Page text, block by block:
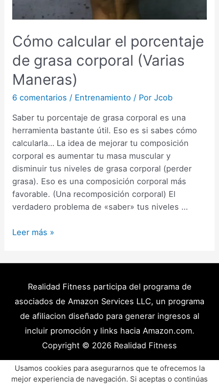
Cómo calcular el porcentaje
de grasa corporal (Varias
Maneras)
6 comentarios / Entrenamiento / PorJcob
Saber tu porcentaje de grasa corporal es una
herramienta bastante útil. Eso es si sabes cómo
calcularla… La idea de mejorar tu composición
corporal es aumentar tu masa muscular y
disminuir tus niveles de grasa corporal (perder
grasa). Eso es una composición corporal más
favorable. (Una recomposición corporal) El
verdadero problema de «saber» tus niveles …
Cómo
(Varias
Maneras)
Leer más »
Realidad Fitness participa del programa de
asociados de Amazon Services LLC, un programa
de afiliacion diseñado para generar ingresos al
incluir promoción y links hacia Amazon.com.
Copyright © 2026 Realidad Fitness
Políticas de Privacidad – Términos y Condiciones
Disclaimer Médico
Contacto Artículos
Usamos cookies para asegurarnos que te ofrecemos la
mejor experiencia de navegación. Si aceptas o continúas